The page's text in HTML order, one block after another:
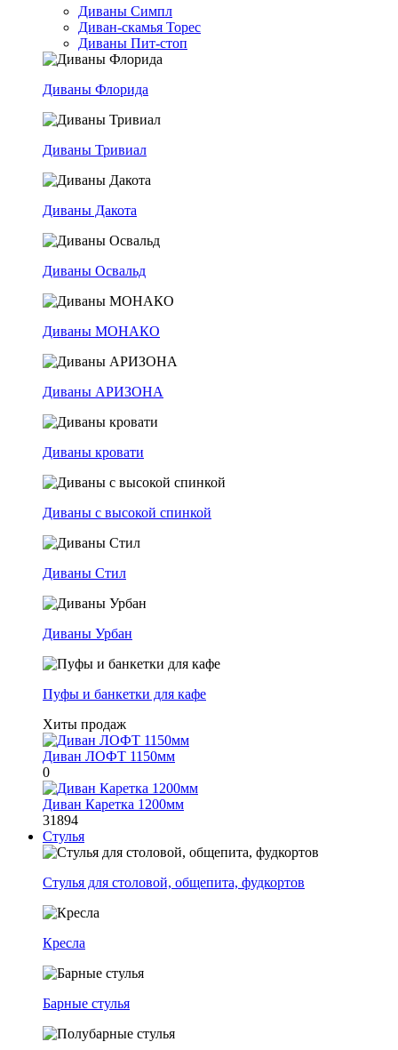
Диваны Симпл
Диван-скамья Торес
Диваны Пит-стоп
Диваны Флорида
Диваны Тривиал
Диваны Дакота
Диваны Освальд
Диваны МОНАКО
Диваны АРИЗОНА
Диваны кровати
Диваны с высокой спинкой
Диваны Стил
Диваны Урбан
Пуфы и банкетки для кафе
Хиты продаж
Диван ЛОФТ 1150мм
0
Диван Каретка 1200мм
31894
Стулья
Стулья для столовой, общепита, фудкортов
Кресла
Барные стулья